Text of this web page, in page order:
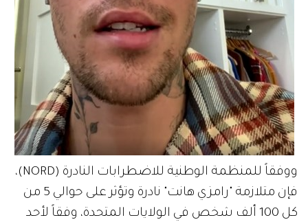
ووفقاً للمنظمة الوطنية للاضطرابات النادرة (NORD)،
فإن متلازمة "رامزي هانت" نادرة وتؤثر على حوالي 5 من
كل 100 ألف شخص في الولايات المتحدة، وفقاً لأحد